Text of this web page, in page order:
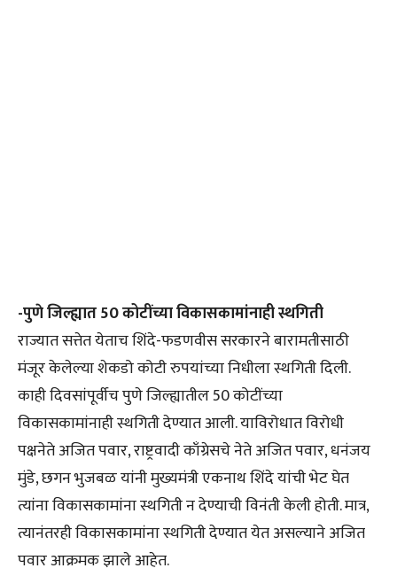
-पुणे जिल्ह्यात 50 कोटींच्या विकासकामांनाही स्थगिती
राज्यात सत्तेत येताच शिंदे-फडणवीस सरकारने बारामतीसाठी
मंजूर केलेल्या शेकडो कोटी रुपयांच्या निधीला स्थगिती दिली.
काही दिवसांपूर्वीच पुणे जिल्ह्यातील 50 कोटींच्या
विकासकामांनाही स्थगिती देण्यात आली. याविरोधात विरोधी
पक्षनेते अजित पवार, राष्ट्रवादी काँग्रेसचे नेते अजित पवार, धनंजय
मुंडे, छगन भुजबळ यांनी मुख्यमंत्री एकनाथ शिंदे यांची भेट घेत
त्यांना विकासकामांना स्थगिती न देण्याची विनंती केली होती. मात्र,
त्यानंतरही विकासकामांना स्थगिती देण्यात येत असल्याने अजित
पवार आक्रमक झाले आहेत.